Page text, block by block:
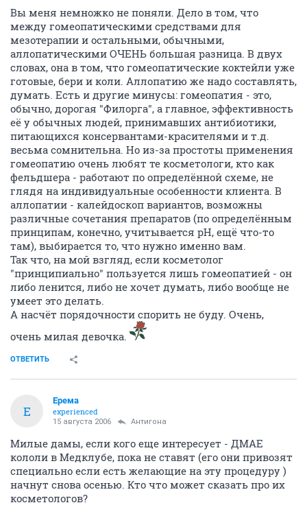
Вы меня немножко не поняли. Дело в том, что
между гомеопатическими средствами для
мезотерапии и остальными, обычными,
аллопатическими ОЧЕНЬ большая разница. В двух
словах, она в том, что гомеопатические коктейли уже
готовые, бери и коли. Аллопатию же надо составлять,
думать. Есть и другие минусы: гомеопатия - это,
обычно, дорогая "Филорга", а главное, эффективность
её у обычных людей, принимавших антибиотики,
питающихся консервантами-красителями и т.д.
весьма сомнительна. Но из-за простоты применения
гомеопатию очень любят те косметологи, кто как
фельдшера - работают по определённой схеме, не
глядя на индивидуальные особенности клиента. В
аллопатии - калейдоскоп вариантов, возможны
различные сочетания препаратов (по определённым
принципам, конечно, учитывается рН, ещё что-то
там), выбирается то, что нужно именно вам.
Так что, на мой взгляд, если косметолог
"принципиально" пользуется лишь гомеопатией - он
либо ленится, либо не хочет думать, либо вообще не
умеет это делать.
А насчёт порядочности спорить не буду. Очень,
очень милая девочка.
ОТВЕТИТЬ
Е
Ерема
experienced
15 августа 2006 Антигона
Милые дамы, если кого еще интересует - ДМАЕ
кололи в Медклубе, пока не ставят (его они привозят
специально если есть желающие на эту процедуру )
начнут снова осенью. Кто что может сказать про их
косметологов?